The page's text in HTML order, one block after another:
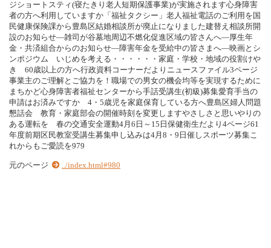
ジショートスティ(寝たきり老人短期保護事業)が実施されます心身障害
者の方へ利用していますか「福祉タクシー」老人福祉電話のご利用を国
民健康保険課から豊島区結婚相談所が廃止になりました建替え相談所開
設のお知らせ―雑司が谷墓地周辺不燃化促進区域の皆さんへ―厚生年
金・共済組合からのお知らせ―障害年金を受給中の皆さまへ―映画とシ
ンポジウム いじめを考える・・・・・・家庭・学校・地域の役割けや
き 60歳以上の方へ行政資料コーナーだよりニュースファイル3ページ
事業主のご理解とご協力を！職場での男女の機会均等を実現するために
まちかど心身障害者福祉センターから手話受講生(初級)募集愛育手当の
申請はお済みですか 4・5歳児を家庭保育している方へ豊島区婦人問題
懇話会 教育・家庭部会の開催時刻を変更しますやさしさと思いやりの
ある運転を 春の交通安全運動4月6日～15日保健衛生だより4ページ61
年度前期区民教室受講生募集申し込みは4月8・9日催しスポーツ募集こ
れからもご愛読を979
元のページ ../index.html#980